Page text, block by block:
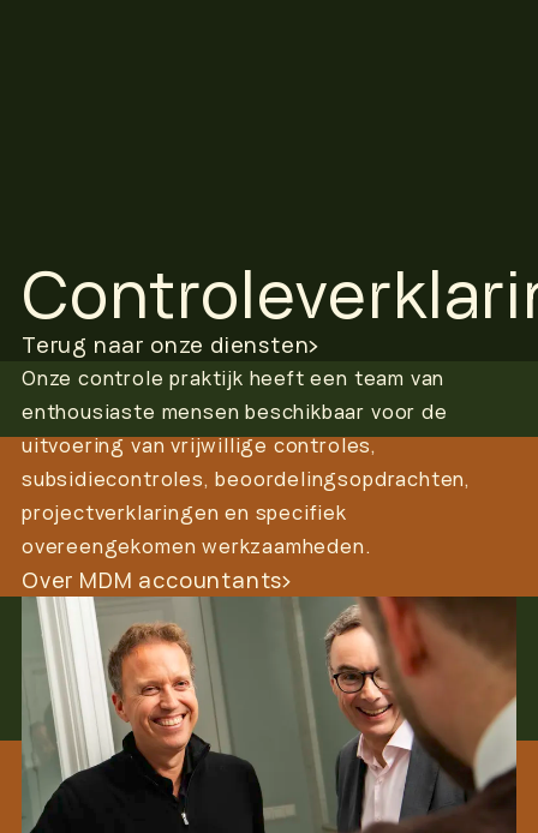
Terug naar onze diensten
Onze controle praktijk heeft een team van
enthousiaste mensen beschikbaar voor de
uitvoering van vrijwillige controles,
subsidiecontroles, beoordelingsopdrachten,
projectverklaringen en specifiek
overeengekomen werkzaamheden.
Over MDM accountants